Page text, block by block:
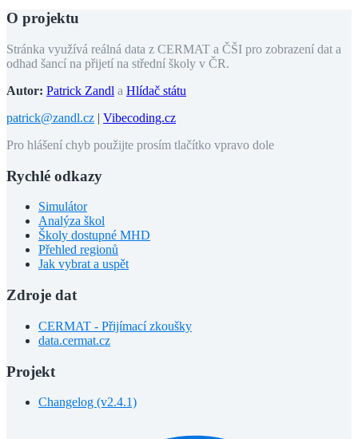
O projektu
Stránka využívá reálná data z CERMAT a ČŠI pro zobrazení dat a
odhad šancí na přijetí na střední školy v ČR.
Autor: Patrick Zandl a Hlídač státu
patrick@zandl.cz | Vibecoding.cz
Pro hlášení chyb použijte prosím tlačítko vpravo dole
Rychlé odkazy
Simulátor
Analýza škol
Školy dostupné MHD
Přehled regionů
Jak vybrat a uspět
Zdroje dat
CERMAT - Přijímací zkoušky
data.cermat.cz
Projekt
Changelog (v2.4.1)